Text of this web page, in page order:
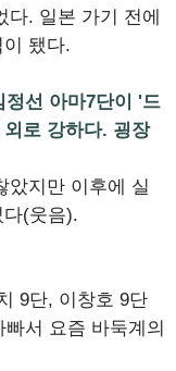
다. 일본 가기 전에
됐다.
선 아마7단이 '드
로 강하다. 굉장
았지만 이후에 실
(웃음).
9단, 이창호 9단
서 요즘 바둑계의